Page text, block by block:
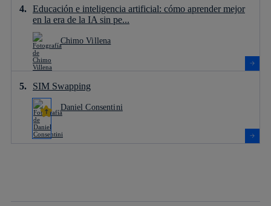
Educación e inteligencia artificial: cómo aprender mejor
en la era de la IA sin pe...
Chimo Villena
SIM Swapping
Daniel Consentini